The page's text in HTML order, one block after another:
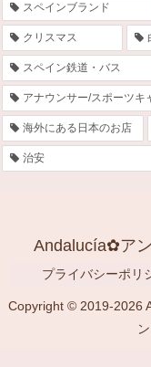
スペインブランド
クリスマス
スペイン鉄道・バス
アナウンサー/スポーツキ
海外にある日本のお店
治安
Andalucía✿ア
プライバシーポリ
Copyright © 2019-2026